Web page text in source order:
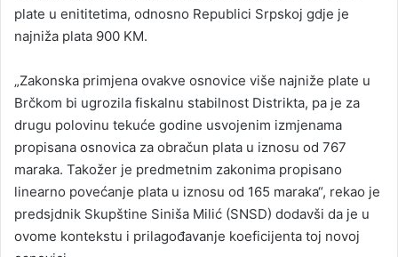
m
a
l
plate u enititetima, odnosno Republici Srpskoj gdje je
najniža plata 900 KM.
„Zakonska primjena ovakve osnovice više najniže plate u
Brčkom bi ugrozila fiskalnu stabilnost Distrikta, pa je za
drugu polovinu tekuće godine usvojenim izmjenama
propisana osnovica za obračun plata u iznosu od 767
maraka. Takožer je predmetnim zakonima propisano
linearno povećanje plata u iznosu od 165 maraka“, rekao je
predsjdnik Skupštine Siniša Milić (SNSD) dodavši da je u
ovome kontekstu i prilagođavanje koeficijenta toj novoj